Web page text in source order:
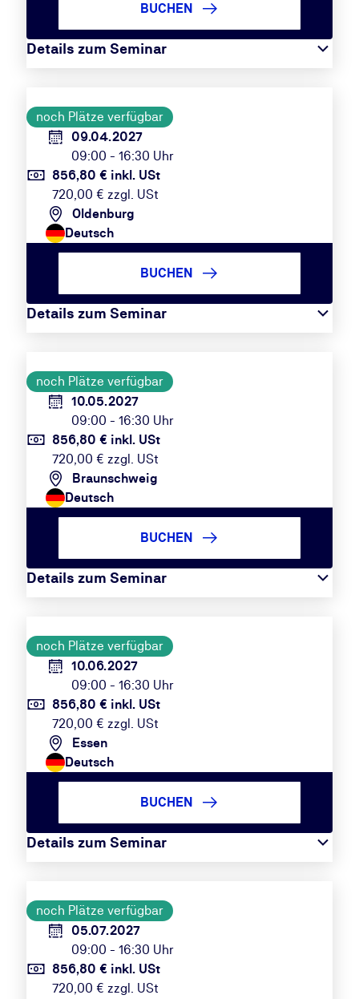
Details zum Seminar
BUCHEN
noch Plätze verfügbar
09.04.2027
09:00 - 16:30 Uhr
856,80 € inkl. USt
720,00 € zzgl. USt
Oldenburg
Deutsch
Details zum Seminar
BUCHEN
noch Plätze verfügbar
10.05.2027
09:00 - 16:30 Uhr
856,80 € inkl. USt
720,00 € zzgl. USt
Braunschweig
Deutsch
Details zum Seminar
BUCHEN
noch Plätze verfügbar
10.06.2027
09:00 - 16:30 Uhr
856,80 € inkl. USt
720,00 € zzgl. USt
Essen
Deutsch
Details zum Seminar
BUCHEN
noch Plätze verfügbar
05.07.2027
09:00 - 16:30 Uhr
856,80 € inkl. USt
720,00 € zzgl. USt